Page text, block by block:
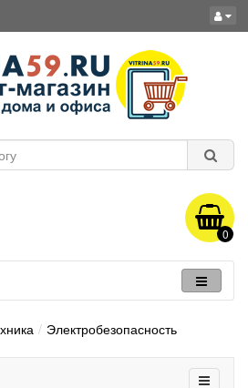
0
Электробезопасность